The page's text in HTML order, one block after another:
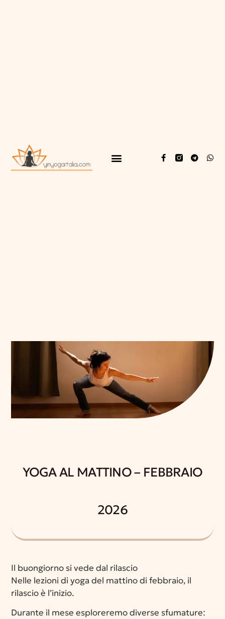
YOGA AL MATTINO – FEBBRAIO
2026
Il buongiorno si vede dal rilascio
Nelle lezioni di yoga del mattino di febbraio, il
rilascio è l’inizio.
Durante il mese esploreremo diverse sfumature: